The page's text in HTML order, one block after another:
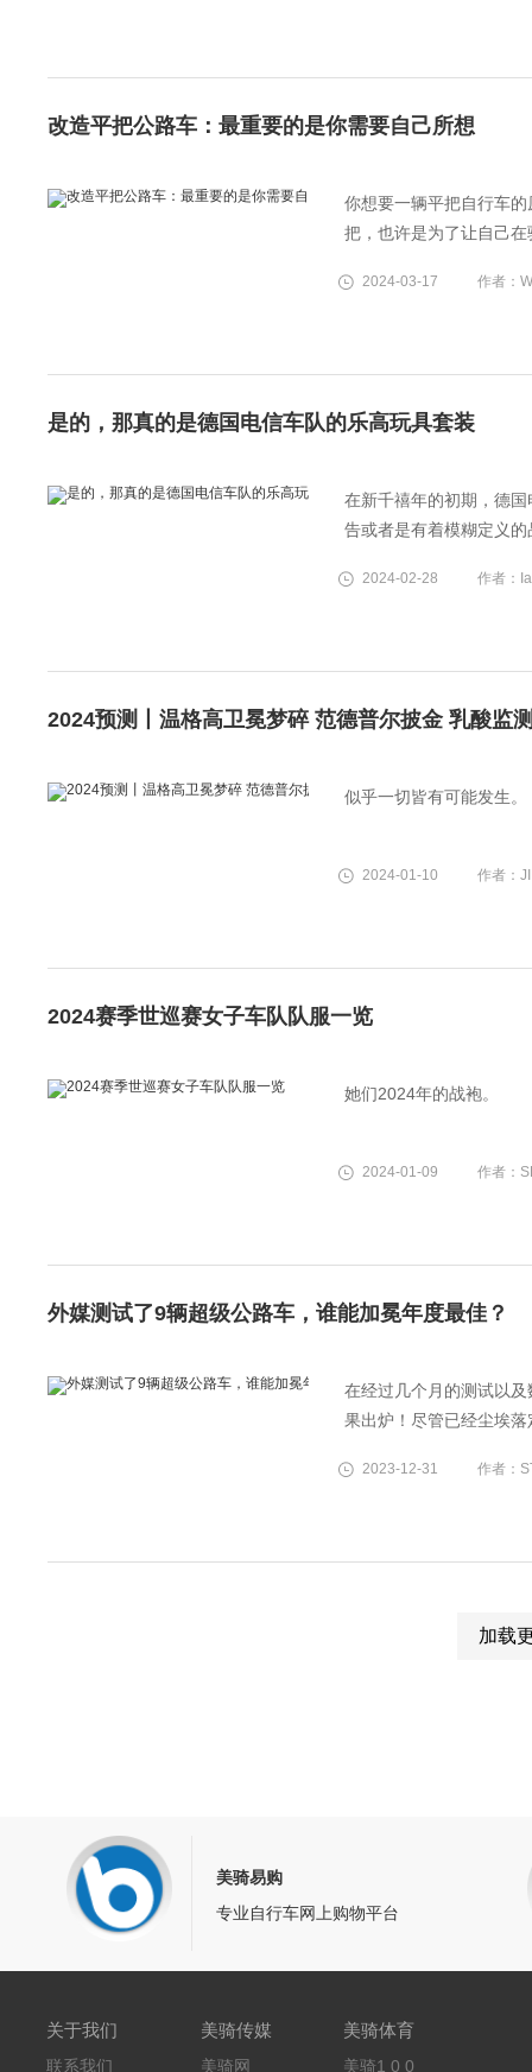
改造平把公路车：最重要的是你需要自己所想
你想要一辆平把自行车
把，也许是为了让自己
通勤车，所有好的混动自
2024-03-17 作者：
是的，那真的是德国电信车队的乐高玩具套装
在新千禧年的初期，德
告或者是有着模糊定义
2024-02-28 作者：
2024预测丨温格高卫冕梦碎 范德普尔披金 乳酸监
似乎一切皆有可能发生。
2024-01-10 作者：
2024赛季世巡赛女子车队队服一览
她们2024年的战袍。
2024-01-09 作者：
外媒测试了9辆超级公路车，谁能加冕年度最佳？
在经过几个月的测试以
果出炉！尽管已经尘埃
一。
2023-12-31 作者：
加载
美骑易购
专业自行车网上购物平台
关于我们
联系我们
美骑传媒
美骑网
美骑体育
美骑1 0 0